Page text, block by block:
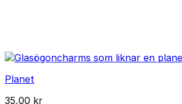
Planet
35,00 kr